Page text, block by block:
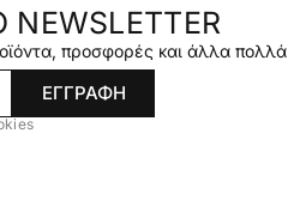
προσφορές και άλλα πολλά
ΕΓΓΡΑΦΗ